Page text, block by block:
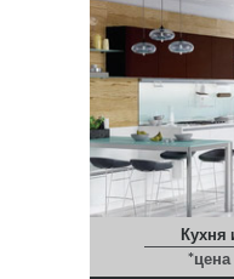
Кухня
*цена